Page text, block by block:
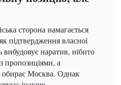
сторона намагається
підтвердження власної
вибудовує наратив, нібито
пропозиціями, а
Москва. Однак